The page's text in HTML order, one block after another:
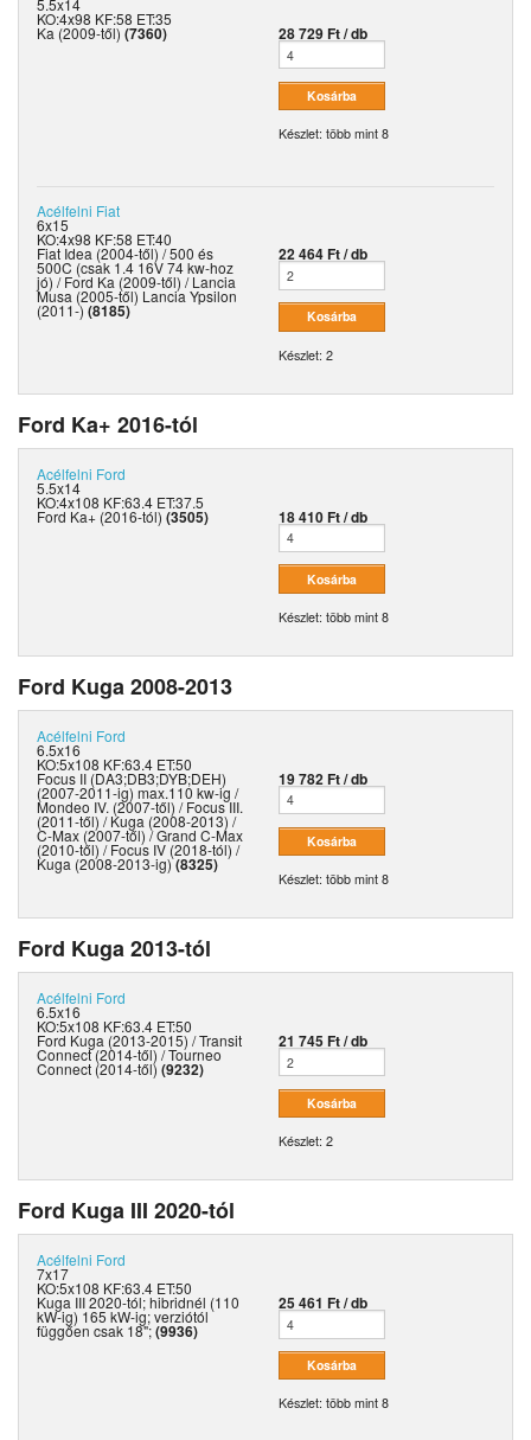
5.5x14
KO:4x98 KF:58 ET:35
Ka (2009-től) (7360) 28 729 Ft / db
Készlet: több mint 8
Acélfelni Fiat
6x15
KO:4x98 KF:58 ET:40
Fiat Idea (2004-től) / 500 és
500C (csak 1.4 16V 74 kw-hoz
jó) / Ford Ka (2009-től) / Lancia
Musa (2005-től) Lancia Ypsilon
(2011-) (8185)
22 464 Ft / db
Készlet: 2
Ford Ka+ 2016-tól
Acélfelni Ford
5.5x14
KO:4x108 KF:63.4 ET:37.5
Ford Ka+ (2016-tól) (3505) 18 410 Ft / db
Készlet: több mint 8
Ford Kuga 2008-2013
Acélfelni Ford
6.5x16
KO:5x108 KF:63.4 ET:50
Focus II (DA3;DB3;DYB;DEH)
(2007-2011-ig) max.110 kw-ig /
Mondeo IV. (2007-től) / Focus III.
(2011-től) / Kuga (2008-2013) /
C-Max (2007-től) / Grand C-Max
(2010-től) / Focus IV (2018-tól) /
Kuga (2008-2013-ig)(8325)
19 782 Ft / db
Készlet: több mint 8
Ford Kuga 2013-tól
Acélfelni Ford
6.5x16
KO:5x108 KF:63.4 ET:50
Ford Kuga (2013-2015) / Transit
Connect (2014-től) / Tourneo
Connect (2014-től) (9232)
21 745 Ft / db
Készlet: 2
Ford Kuga III 2020-tól
Acélfelni Ford
7x17
KO:5x108 KF:63.4 ET:50
Kuga III 2020-tól; hibridnél (110
kW-ig) 165 kW-ig; verziótól
függően csak 18";(9936)
25 461 Ft / db
Készlet: több mint 8